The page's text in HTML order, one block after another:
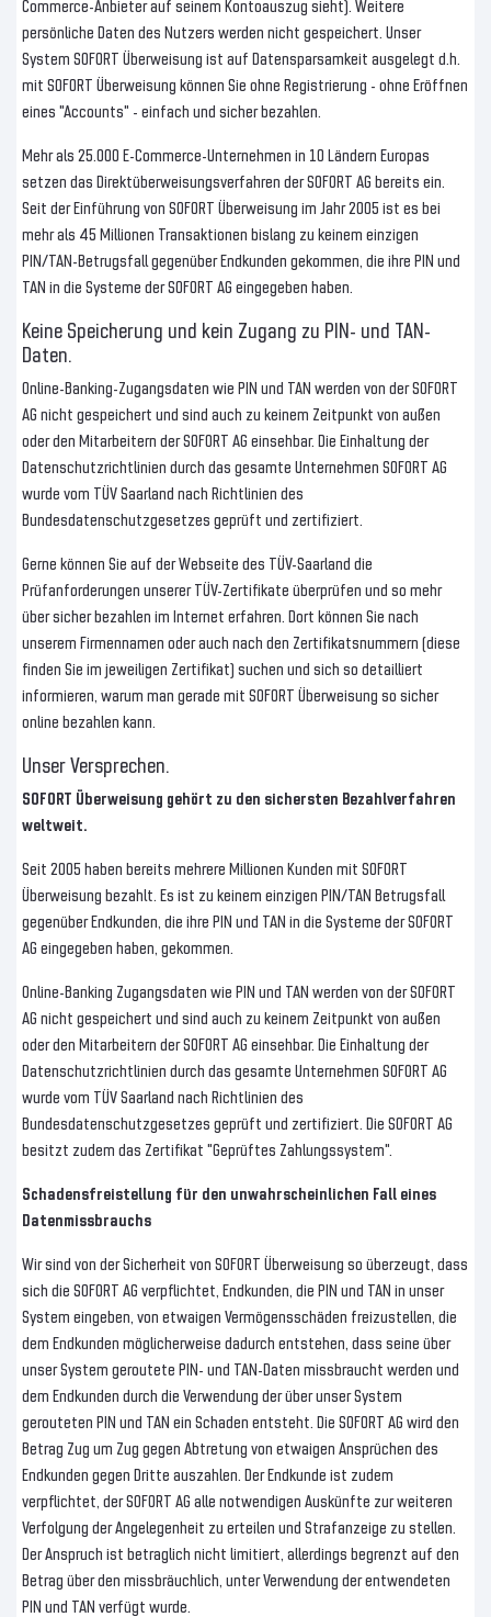
Commerce-Anbieter auf seinem Kontoauszug sieht). Weitere
persönliche Daten des Nutzers werden nicht gespeichert. Unser
System SOFORT Überweisung ist auf Datensparsamkeit ausgelegt d.h.
mit SOFORT Überweisung können Sie ohne Registrierung - ohne Eröffnen
eines "Accounts" - einfach und sicher bezahlen.
Mehr als 25.000 E-Commerce-Unternehmen in 10 Ländern Europas
setzen das Direktüberweisungsverfahren der SOFORT AG bereits ein.
Seit der Einführung von SOFORT Überweisung im Jahr 2005 ist es bei
mehr als 45 Millionen Transaktionen bislang zu keinem einzigen
PIN/TAN-Betrugsfall gegenüber Endkunden gekommen, die ihre PIN und
TAN in die Systeme der SOFORT AG eingegeben haben.
Keine Speicherung und kein Zugang zu PIN- und TAN-
Daten.
Online-Banking-Zugangsdaten wie PIN und TAN werden von der SOFORT
AG nicht gespeichert und sind auch zu keinem Zeitpunkt von außen
oder den Mitarbeitern der SOFORT AG einsehbar. Die Einhaltung der
Datenschutzrichtlinien durch das gesamte Unternehmen SOFORT AG
wurde vom TÜV Saarland nach Richtlinien des
Bundesdatenschutzgesetzes geprüft und zertifiziert.
Gerne können Sie auf der Webseite des TÜV-Saarland die
Prüfanforderungen unserer TÜV-Zertifikate überprüfen und so mehr
über sicher bezahlen im Internet erfahren. Dort können Sie nach
unserem Firmennamen oder auch nach den Zertifikatsnummern (diese
finden Sie im jeweiligen Zertifikat) suchen und sich so detailliert
informieren, warum man gerade mit SOFORT Überweisung so sicher
online bezahlen kann.
Unser Versprechen.
SOFORT Überweisung gehört zu den sichersten Bezahlverfahren
weltweit.
Seit 2005 haben bereits mehrere Millionen Kunden mit SOFORT
Überweisung bezahlt. Es ist zu keinem einzigen PIN/TAN Betrugsfall
gegenüber Endkunden, die ihre PIN und TAN in die Systeme der SOFORT
AG eingegeben haben, gekommen.
Online-Banking Zugangsdaten wie PIN und TAN werden von der SOFORT
AG nicht gespeichert und sind auch zu keinem Zeitpunkt von außen
oder den Mitarbeitern der SOFORT AG einsehbar. Die Einhaltung der
Datenschutzrichtlinien durch das gesamte Unternehmen SOFORT AG
wurde vom TÜV Saarland nach Richtlinien des
Bundesdatenschutzgesetzes geprüft und zertifiziert. Die SOFORT AG
besitzt zudem das Zertifikat "Geprüftes Zahlungssystem".
Schadensfreistellung für den unwahrscheinlichen Fall eines
Datenmissbrauchs
Wir sind von der Sicherheit von SOFORT Überweisung so überzeugt, dass
sich die SOFORT AG verpflichtet, Endkunden, die PIN und TAN in unser
System eingeben, von etwaigen Vermögensschäden freizustellen, die
dem Endkunden möglicherweise dadurch entstehen, dass seine über
unser System geroutete PIN- und TAN-Daten missbraucht werden und
dem Endkunden durch die Verwendung der über unser System
gerouteten PIN und TAN ein Schaden entsteht. Die SOFORT AG wird den
Betrag Zug um Zug gegen Abtretung von etwaigen Ansprüchen des
Endkunden gegen Dritte auszahlen. Der Endkunde ist zudem
verpflichtet, der SOFORT AG alle notwendigen Auskünfte zur weiteren
Verfolgung der Angelegenheit zu erteilen und Strafanzeige zu stellen.
Der Anspruch ist betraglich nicht limitiert, allerdings begrenzt auf den
Betrag über den missbräuchlich, unter Verwendung der entwendeten
PIN und TAN verfügt wurde.